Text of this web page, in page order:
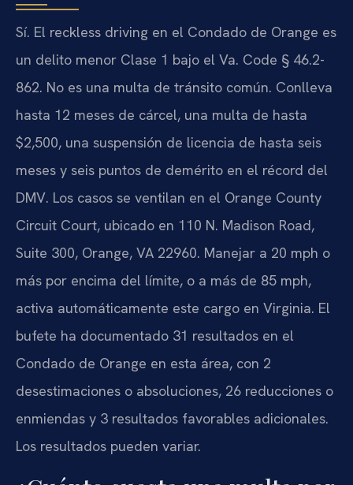
Sí. El reckless driving en el Condado de Orange es
un delito menor Clase 1 bajo el Va. Code § 46.2-
862. No es una multa de tránsito común. Conlleva
hasta 12 meses de cárcel, una multa de hasta
$2,500, una suspensión de licencia de hasta seis
meses y seis puntos de demérito en el récord del
DMV. Los casos se ventilan en el Orange County
Circuit Court, ubicado en 110 N. Madison Road,
Suite 300, Orange, VA 22960. Manejar a 20 mph o
más por encima del límite, o a más de 85 mph,
activa automáticamente este cargo en Virginia. El
bufete ha documentado 31 resultados en el
Condado de Orange en esta área, con 2
desestimaciones o absoluciones, 26 reducciones o
enmiendas y 3 resultados favorables adicionales.
Los resultados pueden variar.